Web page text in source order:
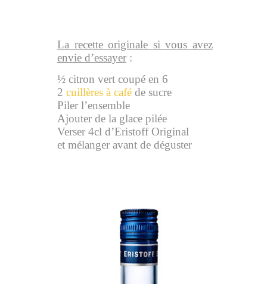
La recette originale si vous avez
envie d’essayer :
½ citron vert coupé en 6
2 cuillères à café de sucre
Piler l’ensemble
Ajouter de la glace pilée
Verser 4cl d’Eristoff Original
et mélanger avant de déguster